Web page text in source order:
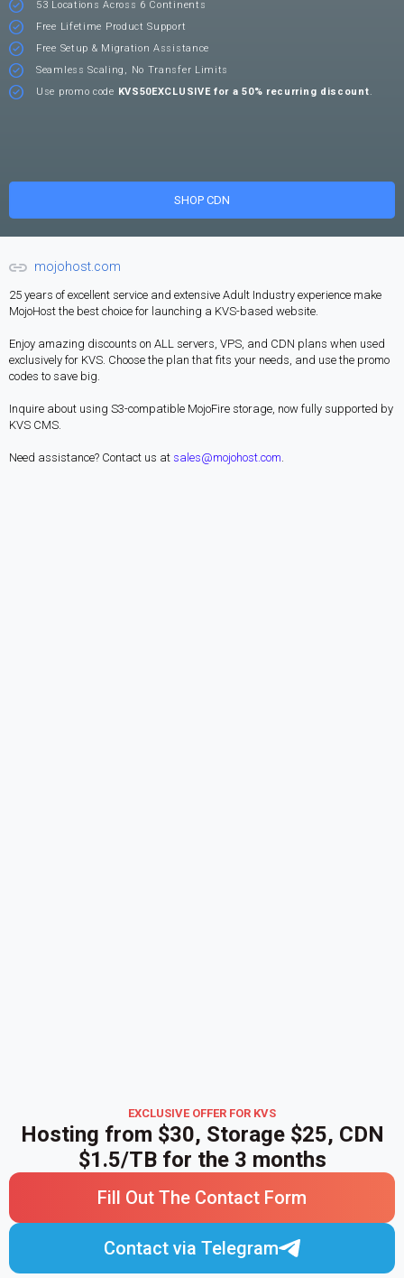
53 Locations Across 6 Continents
Free Lifetime Product Support
Free Setup & Migration Assistance
Seamless Scaling, No Transfer Limits
Use promo code KVS50EXCLUSIVE for a 50% recurring discount.
SHOP CDN
mojohost.com
25 years of excellent service and extensive Adult Industry experience make
MojoHost the best choice for launching a KVS-based website.
Enjoy amazing discounts on ALL servers, VPS, and CDN plans when used
exclusively for KVS. Choose the plan that fits your needs, and use the promo
codes to save big.
Inquire about using S3-compatible MojoFire storage, now fully supported by
KVS CMS.
Need assistance? Contact us at sales@mojohost.com.
EXCLUSIVE OFFER FOR KVS
Hosting from $30, Storage $25, CDN
$1.5/TB for the 3 months
Fill Out The Contact Form
Contact via Telegram